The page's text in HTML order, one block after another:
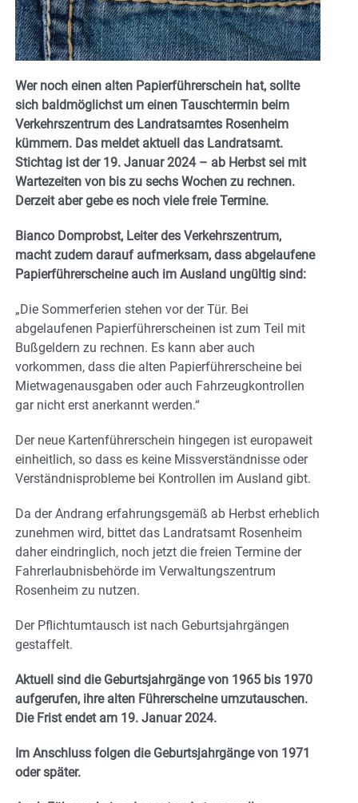
Wer noch einen alten Papierführerschein hat, sollte
sich baldmöglichst um einen Tauschtermin beim
Verkehrszentrum des Landratsamtes Rosenheim
kümmern. Das meldet aktuell das Landratsamt.
Stichtag ist der 19. Januar 2024 – ab Herbst sei mit
Wartezeiten von bis zu sechs Wochen zu rechnen.
Derzeit aber gebe es noch viele freie Termine.
Bianco Domprobst, Leiter des Verkehrszentrum,
macht zudem darauf aufmerksam, dass abgelaufene
Papierführerscheine auch im Ausland ungültig sind:
„Die Sommerferien stehen vor der Tür. Bei
abgelaufenen Papierführerscheinen ist zum Teil mit
Bußgeldern zu rechnen. Es kann aber auch
vorkommen, dass die alten Papierführerscheine bei
Mietwagenausgaben oder auch Fahrzeugkontrollen
gar nicht erst anerkannt werden.“
Der neue Kartenführerschein hingegen ist europaweit
einheitlich, so dass es keine Missverständnisse oder
Verständnisprobleme bei Kontrollen im Ausland gibt.
Da der Andrang erfahrungsgemäß ab Herbst erheblich
zunehmen wird, bittet das Landratsamt Rosenheim
daher eindringlich, noch jetzt die freien Termine der
Fahrerlaubnisbehörde im Verwaltungszentrum
Rosenheim zu nutzen.
Der Pflichtumtausch ist nach Geburtsjahrgängen
gestaffelt.
Aktuell sind die Geburtsjahrgänge von 1965 bis 1970
aufgerufen, ihre alten Führerscheine umzutauschen.
Die Frist endet am 19. Januar 2024.
Im Anschluss folgen die Geburtsjahrgänge von 1971
oder später.